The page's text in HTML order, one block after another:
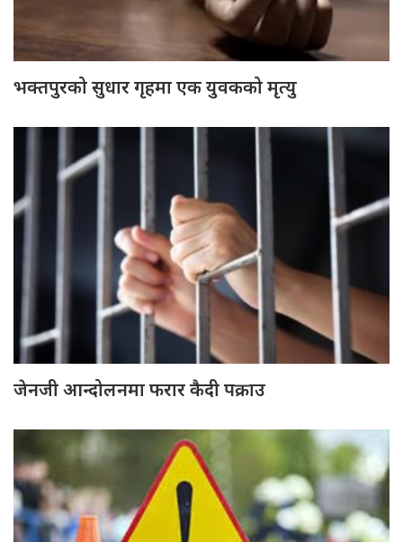
भक्तपुरको सुधार गृहमा एक युवकको मृत्यु
जेनजी आन्दोलनमा फरार कैदी पक्राउ